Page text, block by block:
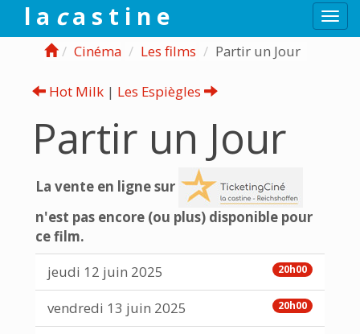
l a ca s t i n e
Cinéma Les films Partir un Jour
Hot Milk | Les Espiègles
Partir un Jour
La vente en ligne sur
n'est pas encore (ou plus) disponible pour
ce film.
20h00
jeudi 12 juin 2025
20h00
vendredi 13 juin 2025